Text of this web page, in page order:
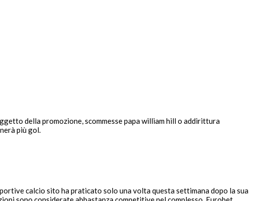
della promozione, scommesse papa william hill o addirittura
più gol.
calcio sito ha praticato solo una volta questa settimana dopo la sua